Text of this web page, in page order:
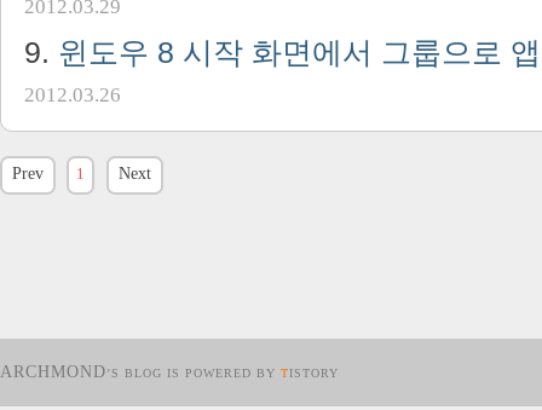
2012.03.29
윈도우 8 시작 화면에서 그룹으로
2012.03.26
Prev 1 Next
ARCHMOND’S BLOG IS POWERED BY TISTORY